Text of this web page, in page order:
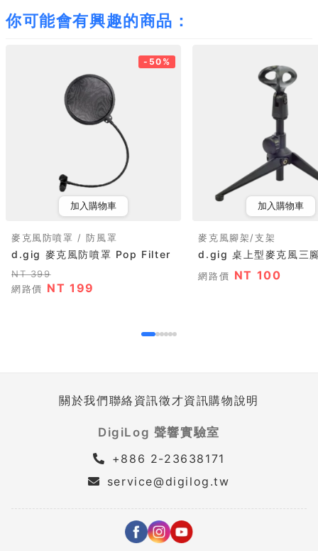
你可能會有興趣的商品：
-50%
加入購物車
麥克風防噴罩 / 防風罩
d.gig 麥克風防噴罩 Pop Filter
NT 399
網路價 NT 199
加入購物車
麥克風腳架/支架
d.gig 桌上型麥克風三
網路價 NT 100
關於我們聯絡資訊徵才資訊購物說明
DigiLog 聲響實驗室
+886 2-23638171
service@digilog.tw